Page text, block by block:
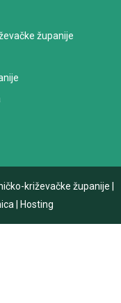
županije
križevačke županije
Hosting